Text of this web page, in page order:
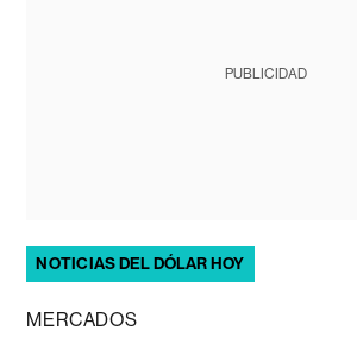
PUBLICIDAD
NOTICIAS DEL DÓLAR HOY
MERCADOS